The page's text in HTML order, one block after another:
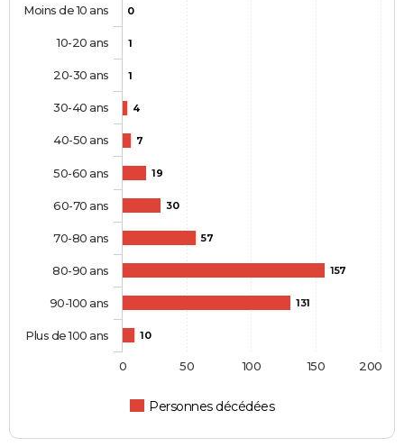
0
1
1
4
7
19
30
57
157
131
10
Personnes décédées
Moins de 10 ans
10-20 ans
20-30 ans
30-40 ans
40-50 ans
50-60 ans
60-70 ans
70-80 ans
80-90 ans
90-100 ans
Plus de 100 ans
0 50 100 150 200